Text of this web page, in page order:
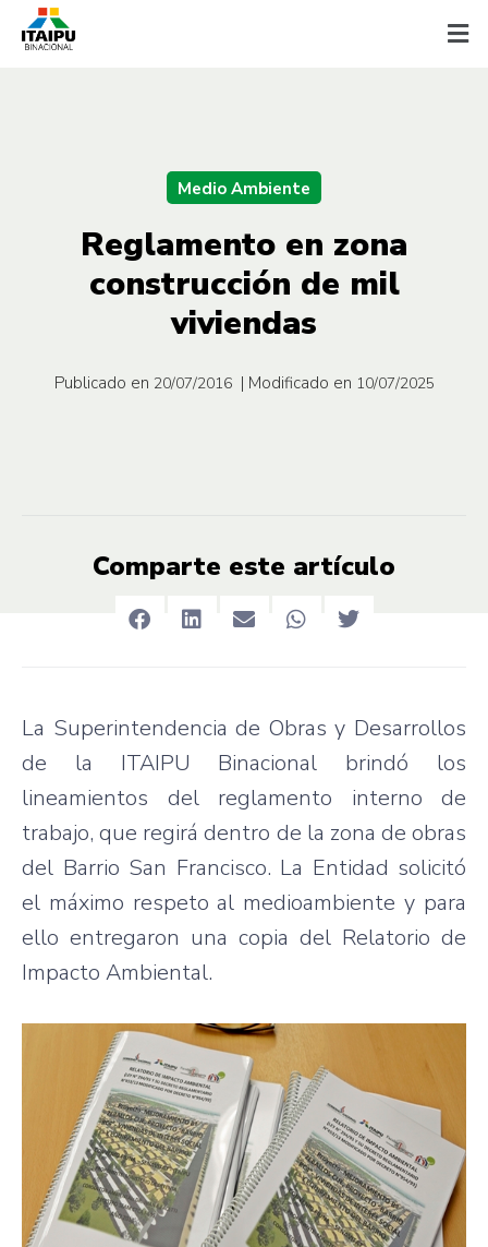
Medio Ambiente
Reglamento en zona
construcción de mil
viviendas
Publicado en 20/07/2016 | Modificado en 10/07/2025
Comparte este artículo
La Superintendencia de Obras y Desarrollos
de la ITAIPU Binacional brindó los
lineamientos del reglamento interno de
trabajo, que regirá dentro de la zona de obras
del Barrio San Francisco. La Entidad solicitó
el máximo respeto al medioambiente y para
ello entregaron una copia del Relatorio de
Impacto Ambiental.